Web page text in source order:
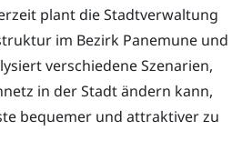
plant die Stadtverwaltung
im Bezirk Panemune und
verschiedene Szenarien,
in der Stadt ändern kann,
bequemer und attraktiver zu